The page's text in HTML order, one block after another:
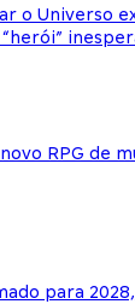
o Universo
RPG de
para